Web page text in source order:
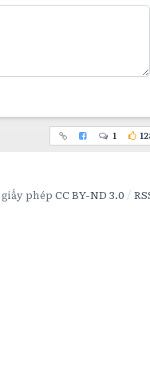
1
giấy phép CC BY-ND 3.0